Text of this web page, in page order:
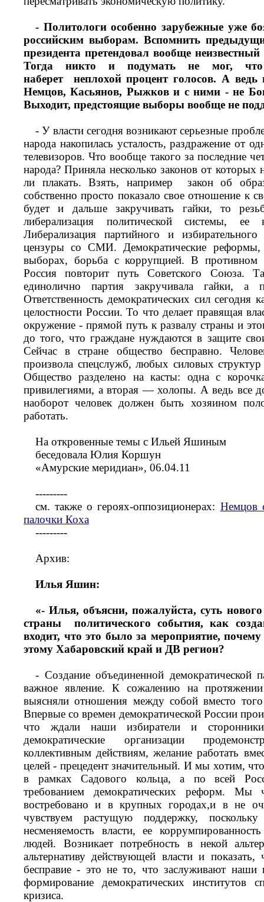
- Политологи особенно зарубежные уже
российским выборам. Вспомнить
президента претендовал вообще
Тогда никто и подумать не мог,
наберет неплохой процент голосов. А ведь
Немцов, Касьянов, Рыжков и с ними - не
Выходит, предстоящие выборы вообще не
- У власти сегодня возникают серьезные
народа накопилась усталость, раздражение от
телевизоров. Что вообще такого за последние
народа? Приняла несколько законов от которых
ли плакать. Взять, например закон об
собственно просто показало свое отношение к
будет и дальше закручивать гайки, то
либерализация политической системы, ее
Либерализация партийного и избирательного
цензуры со СМИ. Демократические реформы,
выборах, борьба с коррупцией. В противном
Россия повторит путь Советского Союза.
единолично партия закручивала гайки, а
Ответственность демократических сил сегодня
целостности России. То что делает правящая
окружение - прямой путь к развалу страны и
до того, что граждане нуждаются в защите
Сейчас в стране общество бесправно.
произвола спецслужб, любых силовых
Общество разделено на касты: одна с
привилегиями, а вторая — холопы. А ведь все
наоборот человек должен быть хозяином
работать.
На откровенные темы с Ильей Яшиным
беседовала Юлия Коршун
«Амурские меридиан», 06.04.11
---------
см. также о героях-оппозиционерах: Немцов
палочки Коха
---------
Архив:
Илья Яшин:
«- Илья, объясни, пожалуйста, суть
страны политического события, как
входит, что это было за мероприятие,
этому Хабаровский край и ДВ регион?
- Создание объединенной демократической
важное явление. К сожалению на
выясняли отношения между собой вместо
Впервые со времен демократической России
что ждали наши избиратели и
демократические организации
коллективным действиям, желание работать
целей - прецедент значительный. И мы хотим,
в рамках Садового кольца, а по всей
требованием демократических реформ. Мы
востребовано и в крупных городах,и в не
чувствуем растущую поддержку, поскольку
несменяемость власти, ее
людей. Возникает потребность в некой
альтернативу действующей власти и
бесправие - это не то, что заслуживают
формирование демократических институтов
кризиса.